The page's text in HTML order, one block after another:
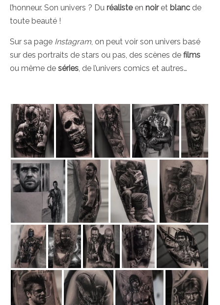
l’honneur. Son univers ? Du réalisteen noiret blanc de
toute beauté !
Sur sa page Instagram, on peut voir son univers basé
sur des portraits de stars ou pas, des scènes de films
ou même de séries, de l’univers comics et autres…